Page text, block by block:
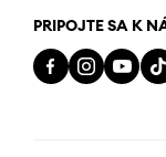
PRIPOJTE SA K